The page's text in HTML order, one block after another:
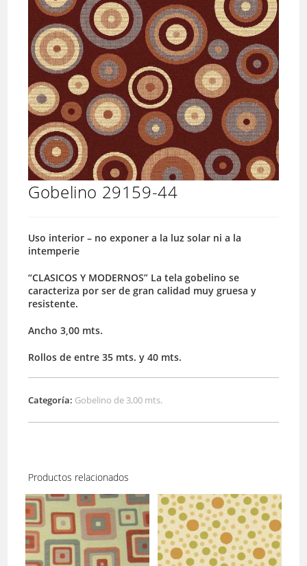
Gobelino 29159-44
Uso interior – no exponer a la luz solar ni a la
intemperie
“CLASICOS Y MODERNOS” La tela gobelino se
caracteriza por ser de gran calidad muy gruesa y
resistente.
Ancho 3,00 mts.
Rollos de entre 35 mts. y 40 mts.
Categoría: Gobelino de 3,00 mts.
Productos relacionados